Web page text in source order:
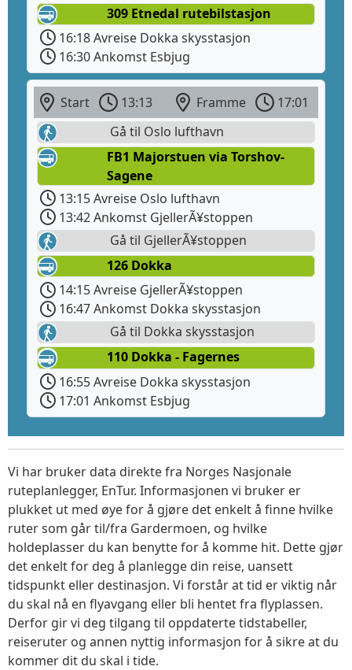
309 Etnedal rutebilstasjon
16:18 Avreise Dokka skysstasjon
16:30 Ankomst Esbjug
Start 13:13 Framme
17:01
Gå til Oslo lufthavn
FB1 Majorstuen via Torshov-
Sagene
13:15 Avreise Oslo lufthavn
13:42 Ankomst GjellerÃ¥stoppen
Gå til GjellerÃ¥stoppen
126 Dokka
14:15 Avreise GjellerÃ¥stoppen
16:47 Ankomst Dokka skysstasjon
Gå til Dokka skysstasjon
110 Dokka - Fagernes
16:55 Avreise Dokka skysstasjon
17:01 Ankomst Esbjug
Vi har bruker data direkte fra Norges Nasjonale
ruteplanlegger, EnTur. Informasjonen vi bruker er
plukket ut med øye for å gjøre det enkelt å finne hvilke
ruter som går til/fra Gardermoen, og hvilke
holdeplasser du kan benytte for å komme hit. Dette gjør
det enkelt for deg å planlegge din reise, uansett
tidspunkt eller destinasjon. Vi forstår at tid er viktig når
du skal nå en flyavgang eller bli hentet fra flyplassen.
Derfor gir vi deg tilgang til oppdaterte tidstabeller,
reiseruter og annen nyttig informasjon for å sikre at du
kommer dit du skal i tide.